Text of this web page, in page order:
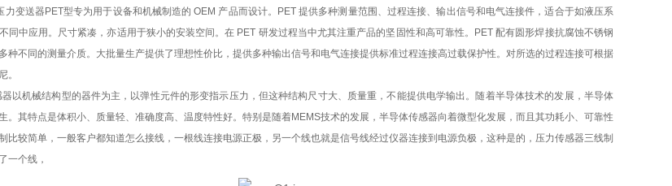
力变送器PET型专为用于设备和机械制造的 OEM 产品而设计。PET 提供多种测量范围、过程连接、输出信号和电气连接件，适合于如液压系
同中应用。尺寸紧凑，亦适用于狭小的安装空间。在 PET 研发过程当中尤其注重产品的坚固性和高可靠性。PET 配有圆形焊接抗腐蚀不锈钢
种不同的测量介质。大批量生产提供了理想性价比，提供多种输出信号和电气连接提供标准过程连接高过载保护性。对所选的过程连接可根据
。
以机械结构型的器件为主，以弹性元件的形变指示压力，但这种结构尺寸大、质量重，不能提供电学输出。随着半导体技术的发展，半导体
。其特点是体积小、质量轻、准确度高、温度特性好。特别是随着MEMS技术的发展，半导体传感器向着微型化发展，而且其功耗小、可靠性
比较简单，一般客户都知道怎么接线，一根线连接电源正极，另一个线也就是信号线经过仪器连接到电源负极，这种是的，压力传感器三线制
一个线，